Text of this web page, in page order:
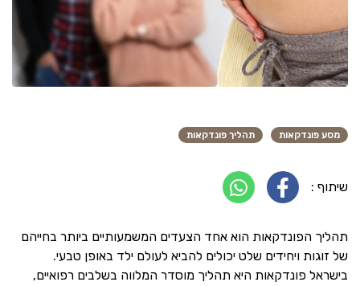
מסע פונדקאות תהליך פונדקאות
שיתוף :
תהליך הפונדקאות הוא אחד הצעדים המשמעותיים ביותר בחייהם
של זוגות ויחידים שלט יכולים להביא לעולם ילד באופן טבעי.
בישראל פונדקאות היא תהליך מוסדר המלווה בשלבים רפואיים,